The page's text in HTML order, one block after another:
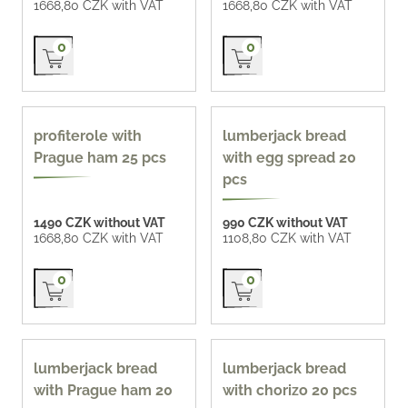
1668,80 CZK with VAT
Přidat do košíku
0
1668,80 CZK with VAT
Přidat do košíku
0
profiterole with
Prague ham 25 pcs
1490 CZK without VAT
1668,80 CZK with VAT
Přidat do košíku
0
lumberjack bread
with egg spread 20
pcs
990 CZK without VAT
1108,80 CZK with VAT
Přidat do košíku
0
lumberjack bread
with Prague ham 20
lumberjack bread
with chorizo 20 pcs